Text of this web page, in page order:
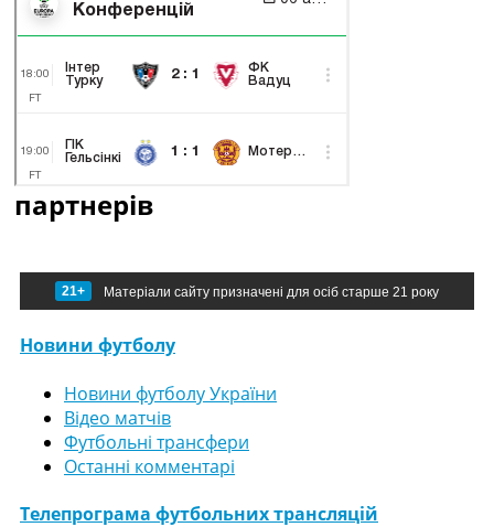
партнерів
21+ Матеріали сайту призначені для осіб старше 21 року
Новини футболу
Новини футболу України
Відео матчів
Футбольні трансфери
Останні комментарі
Телепрограма футбольних трансляцій